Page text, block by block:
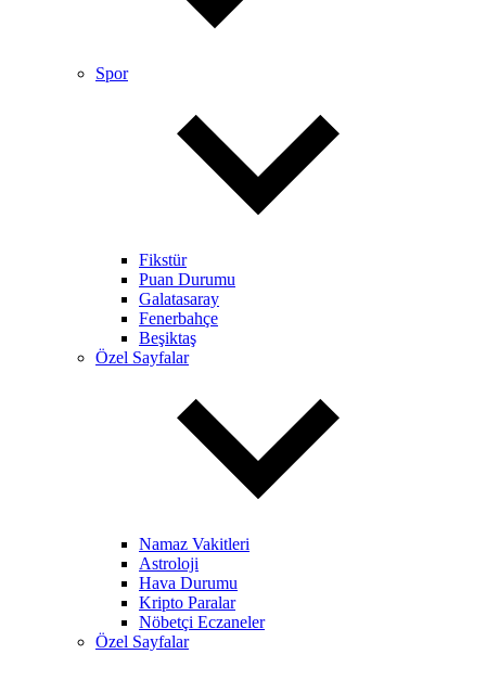
Spor
Fikstür
Puan Durumu
Galatasaray
Fenerbahçe
Beşiktaş
Özel Sayfalar
Namaz Vakitleri
Astroloji
Hava Durumu
Kripto Paralar
Nöbetçi Eczaneler
Özel Sayfalar